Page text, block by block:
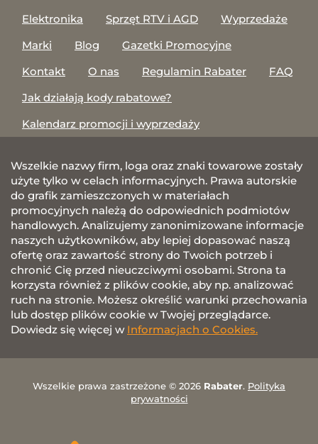
Elektronika
Sprzęt RTV i AGD
Wyprzedaże
Marki
Blog
Gazetki Promocyjne
Kontakt
O nas Regulamin Rabater
FAQ
Jak działają kody rabatowe?
Kalendarz promocji i wyprzedaży
Wszelkie nazwy firm, loga oraz znaki towarowe zostały
użyte tylko w celach informacyjnych. Prawa autorskie
do grafik zamieszczonych w materiałach
promocyjnych należą do odpowiednich podmiotów
handlowych. Analizujemy zanonimizowane informacje
naszych użytkowników, aby lepiej dopasować naszą
ofertę oraz zawartość strony do Twoich potrzeb i
chronić Cię przed nieuczciwymi osobami. Strona ta
korzysta również z plików cookie, aby np. analizować
ruch na stronie. Możesz określić warunki przechowania
lub dostęp plików cookie w Twojej przeglądarce.
Dowiedz się więcej w Informacjach o Cookies.
Wszelkie prawa zastrzeżone © 2026 Rabater. Polityka
prywatności